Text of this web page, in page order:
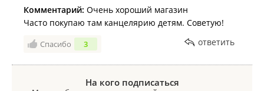
Комментарий: Очень хороший магазин
Часто покупаю там канцелярию детям. Советую!
Спасибо 3 ответить
На кого подписаться